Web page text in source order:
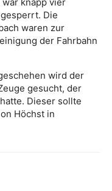
Die
waren zur
der Fahrbahn
wird der
gesucht, der
Dieser sollte
Höchst in